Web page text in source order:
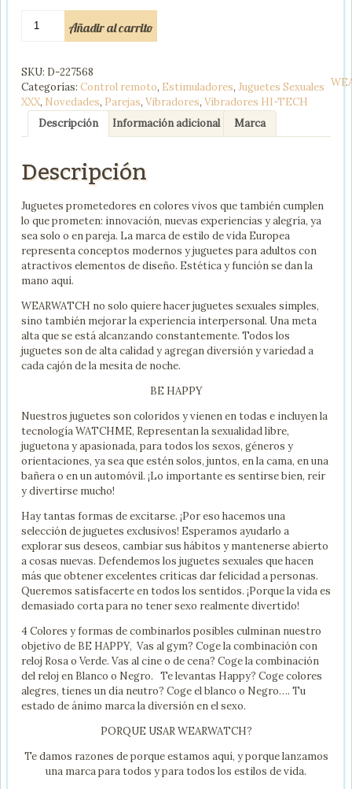
VIBRADOR
WATCHME
AGUA
MARINA
ROSORAL
Añadir al carrito
SKU: D-227568
Categorías: Control remoto, Estimuladores, Juguetes Sexuales
XXX, Novedades, Parejas, Vibradores, Vibradores HI-TECH
Descripción Información adicional Marca
Descripción
Juguetes prometedores en colores vivos que también cumplen
lo que prometen: innovación, nuevas experiencias y alegría, ya
sea solo o en pareja. La marca de estilo de vida Europea
representa conceptos modernos y juguetes para adultos con
atractivos elementos de diseño. Estética y función se dan la
mano aquí.
WEARWATCH no solo quiere hacer juguetes sexuales simples,
sino también mejorar la experiencia interpersonal. Una meta
alta que se está alcanzando constantemente. Todos los
juguetes son de alta calidad y agregan diversión y variedad a
cada cajón de la mesita de noche.
BE HAPPY
Nuestros juguetes son coloridos y vienen en todas e incluyen la
tecnología WATCHME, Representan la sexualidad libre,
juguetona y apasionada, para todos los sexos, géneros y
orientaciones, ya sea que estén solos, juntos, en la cama, en una
bañera o en un automóvil. ¡Lo importante es sentirse bien, reír
y divertirse mucho!
Hay tantas formas de excitarse. ¡Por eso hacemos una
selección de juguetes exclusivos! Esperamos ayudarlo a
explorar sus deseos, cambiar sus hábitos y mantenerse abierto
a cosas nuevas. Defendemos los juguetes sexuales que hacen
más que obtener excelentes críticas dar felicidad a personas.
Queremos satisfacerte en todos los sentidos. ¡Porque la vida es
demasiado corta para no tener sexo realmente divertido!
4 Colores y formas de combinarlos posibles culminan nuestro
objetivo de BE HAPPY, Vas al gym? Coge la combinación con
reloj Rosa o Verde. Vas al cine o de cena? Coge la combinación
del reloj en Blanco o Negro. Te levantas Happy? Coge colores
alegres, tienes un día neutro? Coge el blanco o Negro…. Tu
estado de ánimo marca la diversión en el sexo.
PORQUE USAR WEARWATCH?
Te damos razones de porque estamos aquí, y porque lanzamos
una marca para todos y para todos los estilos de vida.